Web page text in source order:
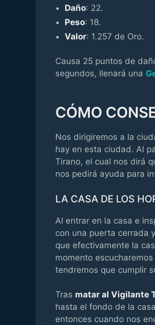
Daño: 22.
Peso: 18.
Valor: 1.257 de Oro.
Causa 25 puntos de
segundos, llenará una
CÓMO
Nos dirigiremos a la
hay en esta ciudad. Al
Tirano, el cual nos dirá
nos pedirá ayuda para
LA CASA DE LOS
Al entrar en la casa e
con una puerta cerrada
que efectivamente la
momento
tendremos que cumplir
Tras matar al Vigilante
hasta el fondo de la
entonces cuando nos